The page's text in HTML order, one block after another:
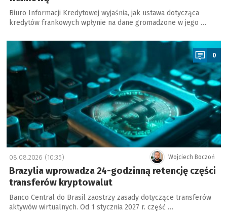
Biuro Informacji Kredytowej wyjaśnia, jak ustawa dotycząca
kredytów frankowych wpłynie na dane gromadzone w jego …
a
0
Wojciech Boczoń
08.08.2026 (10:35)
Brazylia wprowadza 24-godzinną retencję części
transferów kryptowalut
Banco Central do Brasil zaostrzy zasady dotyczące transferów
aktywów wirtualnych. Od 1 stycznia 2027 r. część …